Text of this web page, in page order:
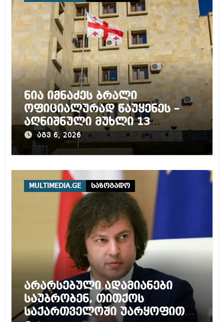
ნია იმნაძეს ბრალი
ოფიციალურად წაუყენეს –
აღნიშნული მუხლი 13
წლამდე პატიმრობას
ითვალისწინებს
აგვ 6, 2026
MULTIMEDIA.GE საზოგადო
არარსებული ადამიანები
საუბრობენ, თითქოს
საქართველოში უარყოფითი